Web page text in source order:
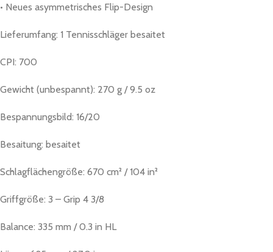
• Neues asymmetrisches Flip-Design
Lieferumfang: 1 Tennisschläger besaitet
CPI: 700
Gewicht (unbespannt): 270 g / 9.5 oz
Bespannungsbild: 16/20
Besaitung: besaitet
Schlagflächengröße: 670 cm² / 104 in²
Griffgröße: 3 – Grip 4 3/8
Balance: 335 mm / 0.3 in HL